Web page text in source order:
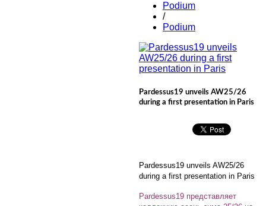
Podium
/
Podium
Pardessus19 unveils AW25/26
during a first presentation in Paris
Pardessus19 unveils AW25/26
during a first presentation in Paris
Pardessus19 представляет